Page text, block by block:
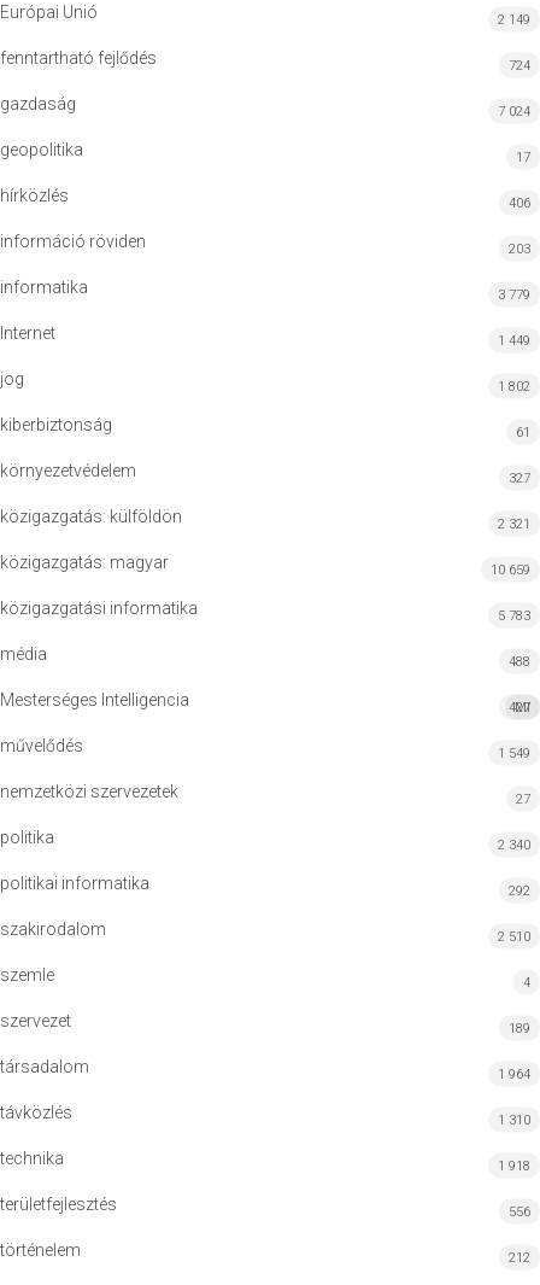
Európai Unió 2 149
fenntartható fejlődés 724
gazdaság 7 024
geopolitika 17
hírközlés 406
információ röviden 203
informatika 3 779
Internet 1 449
jog 1 802
kiberbiztonság 61
környezetvédelem 327
közigazgatás: külföldön 2 321
közigazgatás: magyar 10 659
közigazgatási informatika 5 783
média 488
Mesterséges Intelligencia MI
427
művelődés 1 549
nemzetközi szervezetek 27
politika 2 340
politikai informatika 292
szakirodalom 2 510
szemle 4
szervezet 189
társadalom 1 964
távközlés 1 310
technika 1 918
területfejlesztés 556
történelem 212